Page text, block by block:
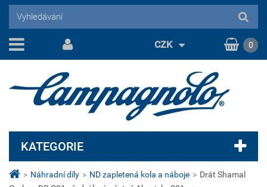
> Náhradní díly > ND zapletená kola a náboje > Drát Shamal
KATEGORIE
CZK 0